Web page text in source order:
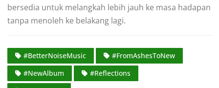
bersedia untuk melangkah lebih jauh ke masa hadapan
tanpa menoleh ke belakang lagi.
#BetterNoiseMusic
#FromAshesToNew
#NewAlbum
#Reflections